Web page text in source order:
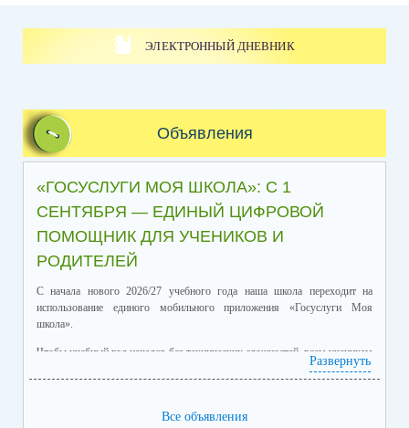
ЭЛЕКТРОННЫЙ ДНЕВНИК
Объявления
«ГОСУСЛУГИ МОЯ ШКОЛА»: С 1
СЕНТЯБРЯ — ЕДИНЫЙ ЦИФРОВОЙ
ПОМОЩНИК ДЛЯ УЧЕНИКОВ И
РОДИТЕЛЕЙ
С начала нового 2026/27 учебного года наша школа переходит на
использование единого мобильного приложения «Госуслуги Моя
школа».
Чтобы учебный год начался без технических сложностей, всем ученикам
и их родителям нужно установить приложение «Госуслуги Моя школа»
Для входа потребуетсяподтверждённая учётная запись на
Развернуть
Все объявления